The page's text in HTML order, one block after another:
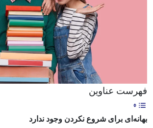
فهرست عناوین
بهانه‌ای برای شروع نکردن وجود ندارد